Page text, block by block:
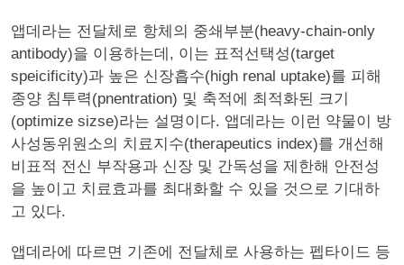
앱데라는 전달체로 항체의 중쇄부분(heavy-chain-only
antibody)을 이용하는데, 이는 표적선택성(target
speicificity)과 높은 신장흡수(high renal uptake)를 피해
종양 침투력(pnentration) 및 축적에 최적화된 크기
(optimize sizse)라는 설명이다. 앱데라는 이런 약물이 방
사성동위원소의 치료지수(therapeutics index)를 개선해
비표적 전신 부작용과 신장 및 간독성을 제한해 안전성
을 높이고 치료효과를 최대화할 수 있을 것으로 기대하
고 있다.
앱데라에 따르면 기존에 전달체로 사용하는 펩타이드 등